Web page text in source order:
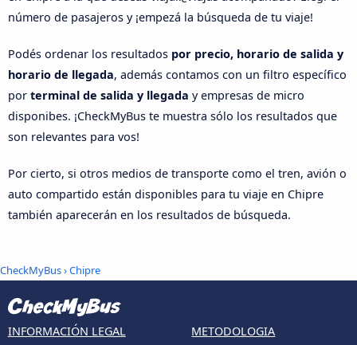
número de pasajeros y ¡empezá la búsqueda de tu viaje!
Podés ordenar los resultados por precio, horario de salida y
horario de llegada, además contamos con un filtro específico
por terminal de salida y llegada y empresas de micro
disponibes. ¡CheckMyBus te muestra sólo los resultados que
son relevantes para vos!
Por cierto, si otros medios de transporte como el tren, avión o
auto compartido están disponibles para tu viaje en Chipre
también aparecerán en los resultados de búsqueda.
CheckMyBus› Chipre
INFORMACIÓN LEGAL METODOLOGIA